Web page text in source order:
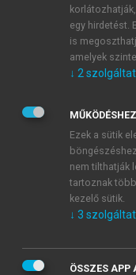
Kérek értesítést a
Kérek értesítést
Adatkezelési
veszem és
Általános
mersz.huoldalak
tudomásul
egy hirdetést.
is
amelyek
↓ 2
Ezek a sütik
nem tilthatják
tartoznak
kezelő sütik.
↓ 3
ÖSSZES APP